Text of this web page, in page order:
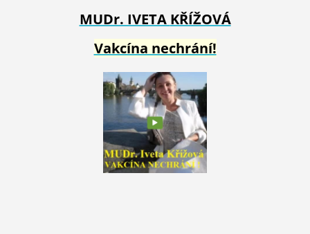
MUDr. IVETA KŘÍŽOVÁ
Vakcína nechrání!